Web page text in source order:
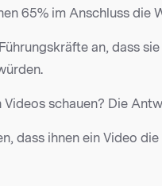
65% im Anschluss die
an, dass
schauen? Die
dass ihnen ein Video